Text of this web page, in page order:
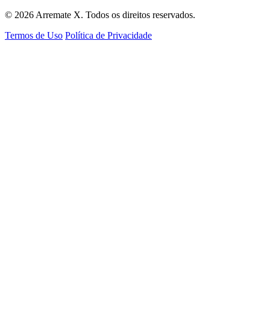
© 2026 Arremate X. Todos os direitos reservados.
Termos de Uso Política de Privacidade